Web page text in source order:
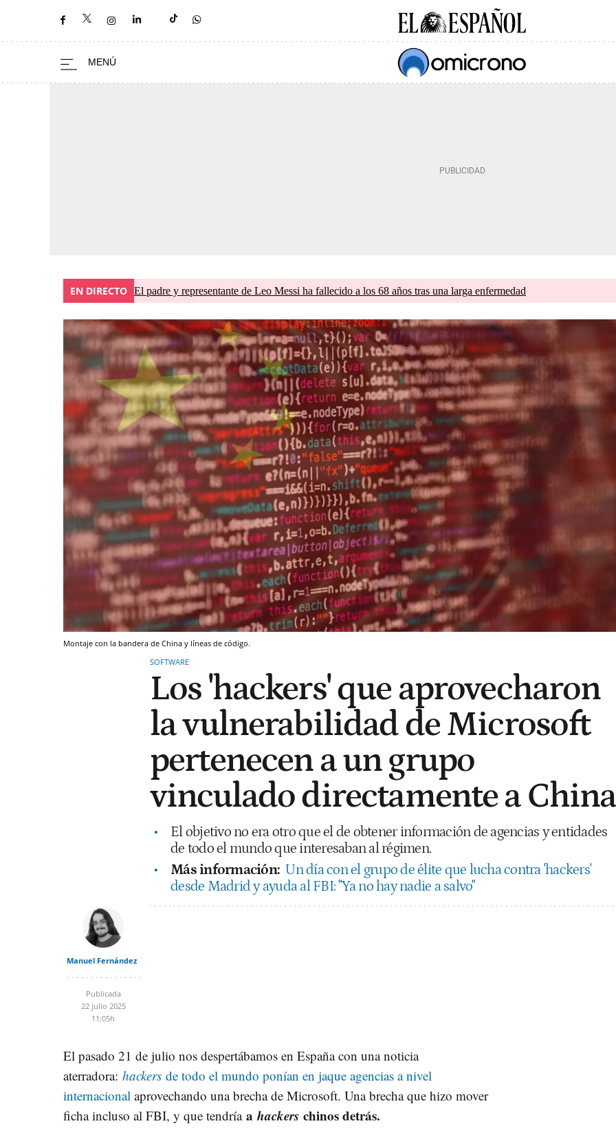
EN DIRECTO El padre y representante de Leo Messi ha fallecido a los 68 años tras una larga enfermedad
Montaje con la bandera de China y líneas de código.
SOFTWARE
Los 'hackers' que aprovecharon
la vulnerabilidad de Microsoft
pertenecen a un grupo
vinculado directamente a China
El objetivo no era otro que el de obtener información de agencias y entidades
de todo el mundo que interesaban al régimen.
Más información: Un día con el grupo de élite que lucha contra 'hackers'
desde Madrid y ayuda al FBI: "Ya no hay nadie a salvo"
Manuel Fernández
Publicada
22 julio 2025
11:05h
El pasado 21 de julio nos despertábamos en España con una noticia
aterradora: hackers de todo el mundo ponían en jaque agencias a nivel
internacional aprovechando una brecha de Microsoft. Una brecha que hizo mover
ficha incluso al FBI, y que tendría ahackers chinos detrás.